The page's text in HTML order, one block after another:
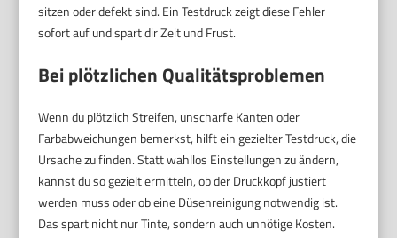
sitzen oder defekt sind. Ein Testdruck zeigt diese Fehler
sofort auf und spart dir Zeit und Frust.
Bei plötzlichen Qualitätsproblemen
Wenn du plötzlich Streifen, unscharfe Kanten oder
Farbabweichungen bemerkst, hilft ein gezielter Testdruck, die
Ursache zu finden. Statt wahllos Einstellungen zu ändern,
kannst du so gezielt ermitteln, ob der Druckkopf justiert
werden muss oder ob eine Düsenreinigung notwendig ist.
Das spart nicht nur Tinte, sondern auch unnötige Kosten.